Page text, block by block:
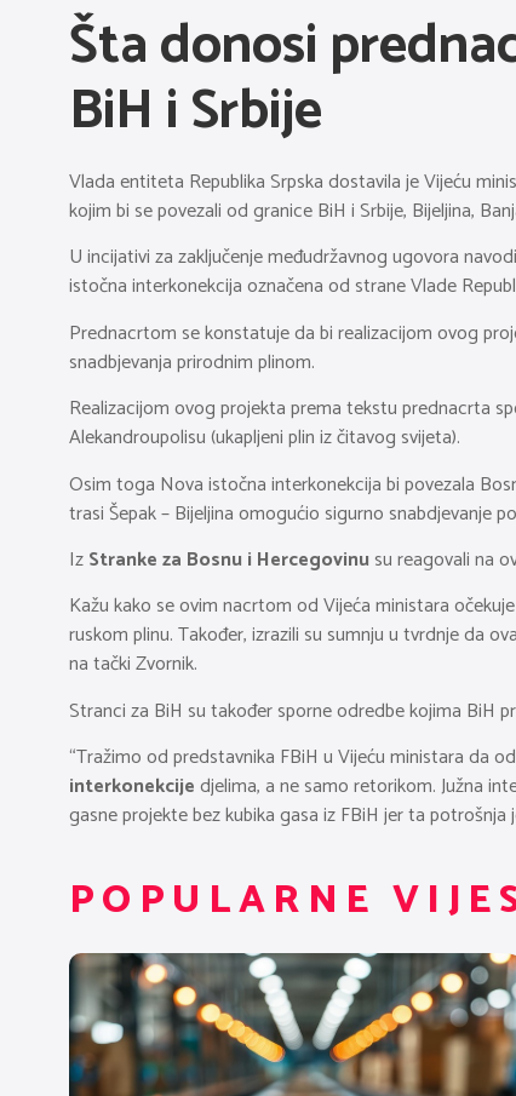
Šta donosi
BiH i Srbije
Vlada entiteta Republika Srpska dostavila je Vijeću
kojim bi se povezali od granice BiH i Srbije, Bijeljina,
U incijativi za zaključenje međudržavnog ugovora
istočna interkonekcija označena od strane Vlade
Prednacrtom se konstatuje da bi realizacijom ovog
snadbjevanja prirodnim plinom.
Realizacijom ovog projekta prema tekstu prednacrta
Alekandroupolisu (ukapljeni plin iz čitavog svijeta).
Osim toga Nova istočna interkonekcija bi povezala
trasi Šepak – Bijeljina omogućio sigurno snabdjevanje
IzStranke za Bosnu i Hercegovinu su reagovali na
Kažu kako se ovim nacrtom od Vijeća ministara
ruskom plinu. Također, izrazili su sumnju u tvrdnje da
na tački Zvornik.
Stranci za BiH su također sporne odredbe kojima BiH
“Tražimo od predstavnika FBiH u Vijeću ministara da
interkonekcijedjelima, a ne samo retorikom. Južna
gasne projekte bez kubika gasa iz FBiH jer ta
POPULARNE